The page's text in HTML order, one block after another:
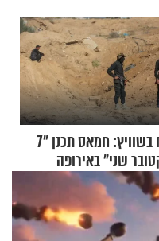
דיווח בשוויץ: חמאס תכנן "7
שני" באירופה